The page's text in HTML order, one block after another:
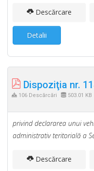
Descărcare
Detalii
Dispoziţia nr.
106 Descărcări 503.01 KB
privind declararea unui
administrativ teritorială a
Descărcare